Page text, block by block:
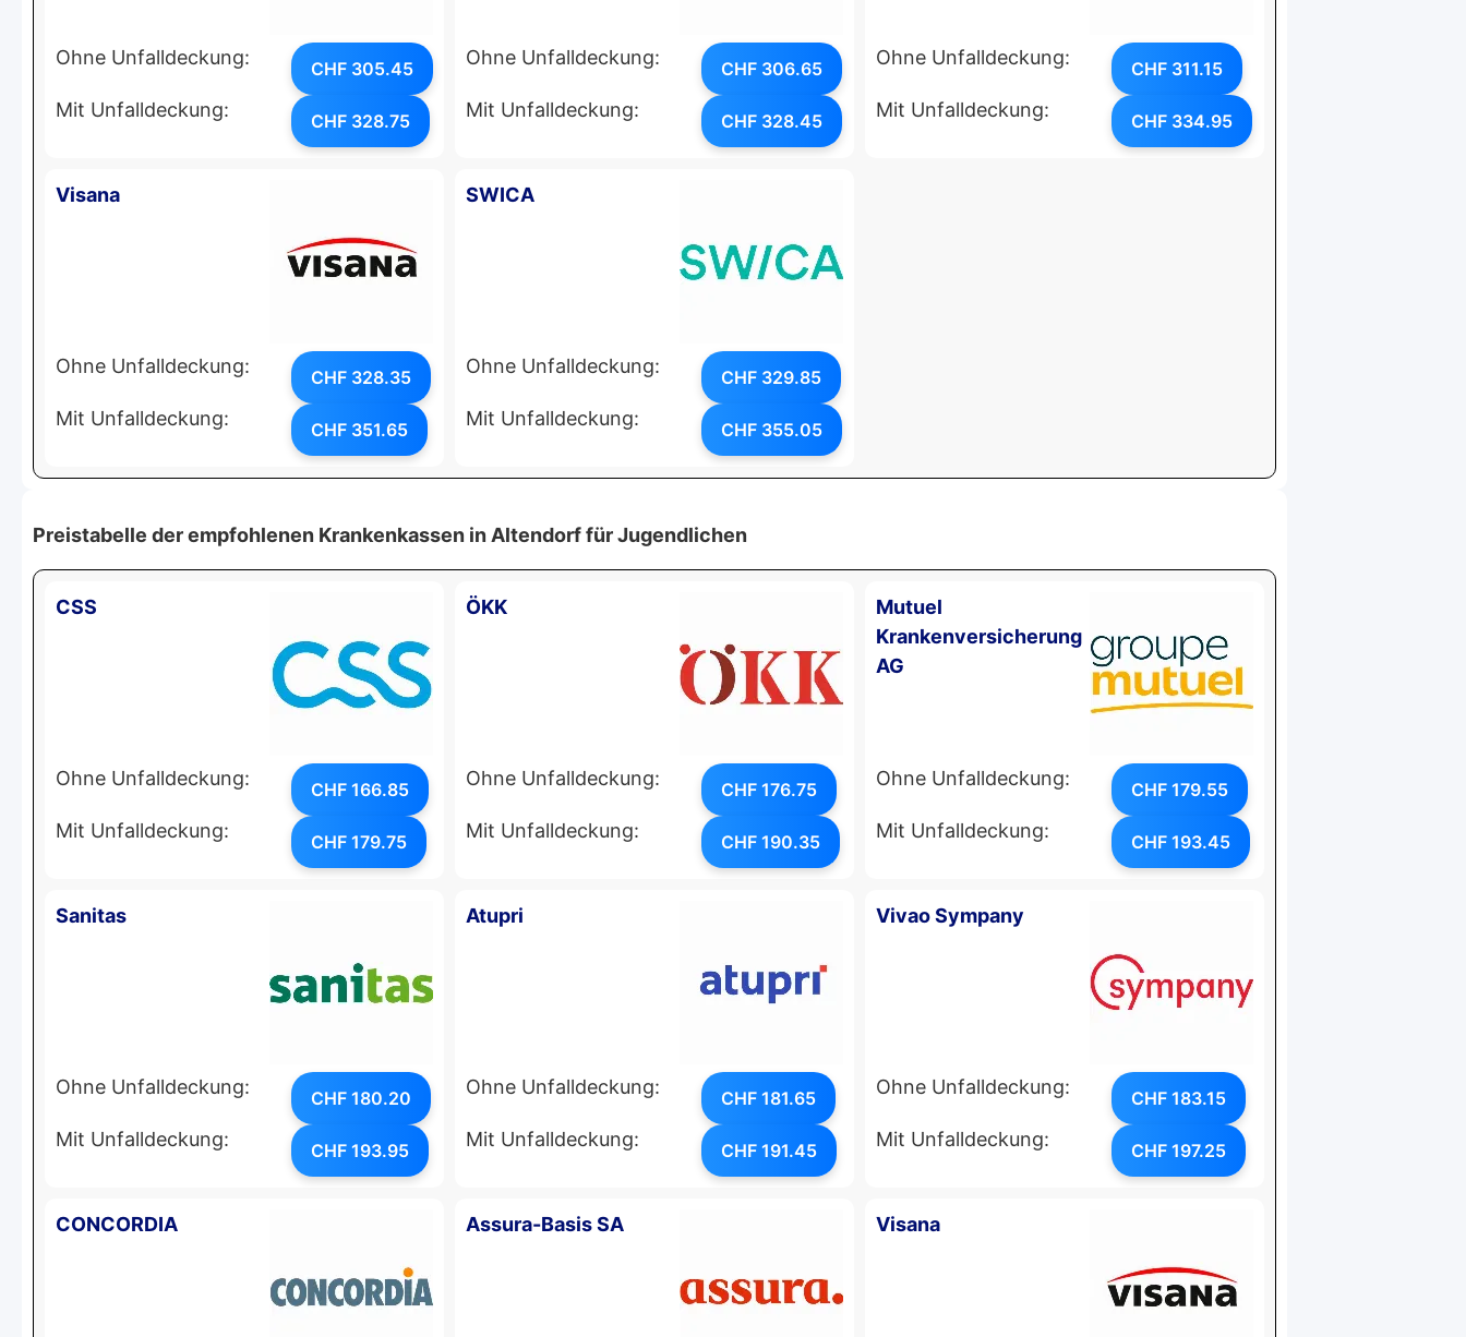
Ohne Unfalldeckung: CHF 305.45
Mit Unfalldeckung: CHF 328.75
Ohne Unfalldeckung: CHF 306.65
Mit Unfalldeckung: CHF 328.45
Ohne Unfalldeckung: CHF 311.15
Mit Unfalldeckung: CHF 334.95
Visana
Ohne Unfalldeckung: CHF 328.35
Mit Unfalldeckung: CHF 351.65
SWICA
Ohne Unfalldeckung: CHF 329.85
Mit Unfalldeckung: CHF 355.05
Preistabelle der empfohlenen Krankenkassen in Altendorf für Jugendlichen
CSS
Ohne Unfalldeckung: CHF 166.85
Mit Unfalldeckung: CHF 179.75
ÖKK
Ohne Unfalldeckung: CHF 176.75
Mit Unfalldeckung: CHF 190.35
Mutuel
Krankenversicherung
AG
Ohne Unfalldeckung: CHF 179.55
Mit Unfalldeckung: CHF 193.45
Sanitas
Ohne Unfalldeckung: CHF 180.20
Mit Unfalldeckung: CHF 193.95
Atupri
Ohne Unfalldeckung: CHF 181.65
Mit Unfalldeckung: CHF 191.45
Vivao Sympany
Ohne Unfalldeckung: CHF 183.15
Mit Unfalldeckung: CHF 197.25
CONCORDIA Assura-Basis SA Visana